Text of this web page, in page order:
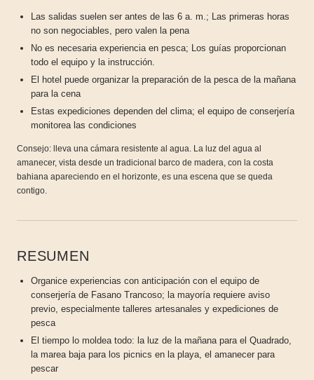
Las salidas suelen ser antes de las 6 a. m.; Las primeras horas
no son negociables, pero valen la pena
No es necesaria experiencia en pesca; Los guías proporcionan
todo el equipo y la instrucción.
El hotel puede organizar la preparación de la pesca de la mañana
para la cena
Estas expediciones dependen del clima; el equipo de conserjería
monitorea las condiciones
Consejo: lleva una cámara resistente al agua. La luz del agua al
amanecer, vista desde un tradicional barco de madera, con la costa
bahiana apareciendo en el horizonte, es una escena que se queda
contigo.
RESUMEN
Organice experiencias con anticipación con el equipo de
conserjería de Fasano Trancoso; la mayoría requiere aviso
previo, especialmente talleres artesanales y expediciones de
pesca
El tiempo lo moldea todo: la luz de la mañana para el Quadrado,
la marea baja para los picnics en la playa, el amanecer para
pescar